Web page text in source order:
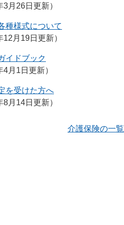
3月26日更新
種様式について
12月19日更新
イドブック
4月1日更新
を受けた方へ
8月14日更新
介護保険の一覧